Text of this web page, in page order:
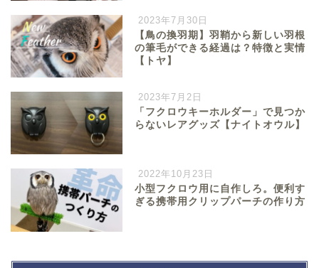
2023年7月30日
【鳥の換羽期】羽鞘から新しい羽根
の筆毛ができる経過は？特徴と実情
【トヤ】
2023年7月2日
「フクロウキーホルダー」で見つか
らないレアグッズ【ナイトオウル】
2022年10月23日
小型フクロウ用に自作しろ。便利す
ぎる携帯用クリップパーチの作り方